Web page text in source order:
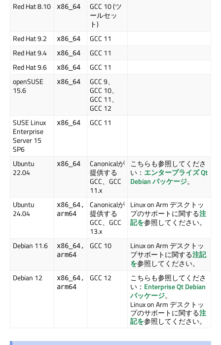
Red Hat8.10 x86_64
GCC 10 (ツ
ールセッ
ト)
Red Hat9.2 x86_64
GCC 11
Red Hat9.4 x86_64
GCC 11
Red Hat9.6 x86_64
GCC 11
openSUSE
15.6
x86_64
GCC 9、
GCC 10、
GCC 11、
GCC 12
SUSE Linux
Enterprise
Server 15
SP6
x86_64 GCC 11
Ubuntu
22.04
x86_64
Canonicalが
提供する
GCC、GCC
11.x
こちらも参照してくださ
い： エンタープライズ Qt
Debian パッケージ。
Ubuntu
24.04
x86_64,
arm64
Canonicalが
提供する
GCC、GCC
13.x
Linux on Arm デスクトッ
プのサポートに関する注
記を参照してください。
Debian 11.6
x86_64,
arm64
GCC 10
Linux on Arm デスクトッ
プサポートに関する注記
を参照してください。
Debian 12
x86_64,
arm64
GCC 12
こちらも参照してくださ
い： Enterprise Qt Debian
パッケージ。
Linux on Arm デスクトッ
プのサポートに関する注
記を参照してください。